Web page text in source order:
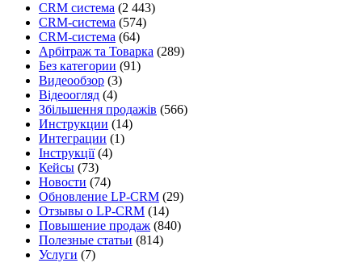
CRM система (2 443)
CRM-система (574)
CRM-система (64)
Арбітраж та Товарка (289)
Без категории (91)
Видеообзор (3)
Відеоогляд (4)
Збільшення продажів (566)
Инструкции (14)
Интеграции (1)
Інструкції(4)
Кейсы (73)
Новости (74)
Обновление LP-CRM (29)
Отзывы о LP-CRM (14)
Повышение продаж (840)
Полезные статьи (814)
Услуги (7)